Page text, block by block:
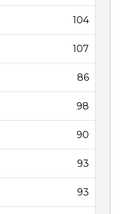
104
107
86
98
90
93
93